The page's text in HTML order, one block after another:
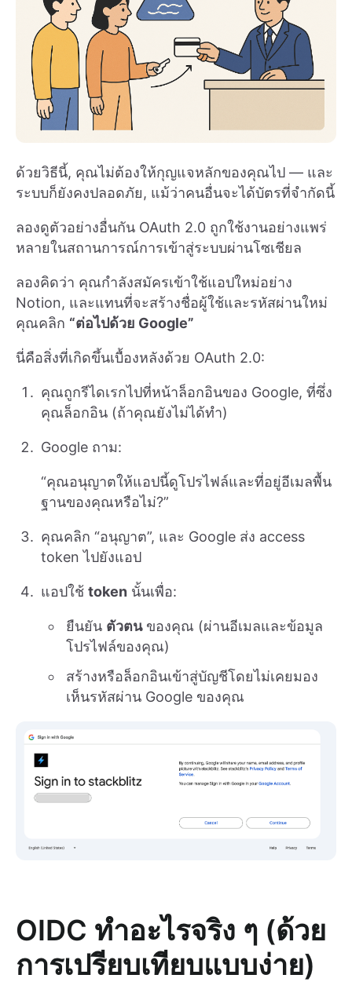
ด้วยวิธีนี้, คุณไม่ต้องให้กุญแจหลักของคุณไป — และ
ระบบก็ยังคงปลอดภัย, แม้ว่าคนอื่นจะได้บัตรที่จำกัดนี้
ลองดูตัวอย่างอื่นกัน OAuth 2.0 ถูกใช้งานอย่างแพร่
หลายในสถานการณ์การเข้าสู่ระบบผ่านโซเชียล
ลองคิดว่า คุณกำลังสมัครเข้าใช้แอปใหม่อย่าง
Notion, และแทนที่จะสร้างชื่อผู้ใช้และรหัสผ่านใหม่
คุณคลิก “ต่อไปด้วย Google”
นี่คือสิ่งที่เกิดขึ้นเบื้องหลังด้วย OAuth 2.0:
คุณถูกรีไดเรกไปที่หน้าล็อกอินของ Google, ที่ซึ่ง
คุณล็อกอิน (ถ้าคุณยังไม่ได้ทำ)
Google ถาม:
“คุณอนุญาตให้แอปนี้ดูโปรไฟล์และที่อยู่อีเมลพื้น
ฐานของคุณหรือไม่?”
คุณคลิก “อนุญาต”, และ Google ส่ง access
token ไปยังแอป
แอปใช้ token นั้นเพื่อ:
ยืนยัน ตัวตนของคุณ (ผ่านอีเมลและข้อมูล
โปรไฟล์ของคุณ)
สร้างหรือล็อกอินเข้าสู่บัญชีโดยไม่เคยมอง
เห็นรหัสผ่าน Google ของคุณ
OIDC ทำอะไรจริง ๆ (ด้วย
การเปรียบเทียบแบบง่าย)